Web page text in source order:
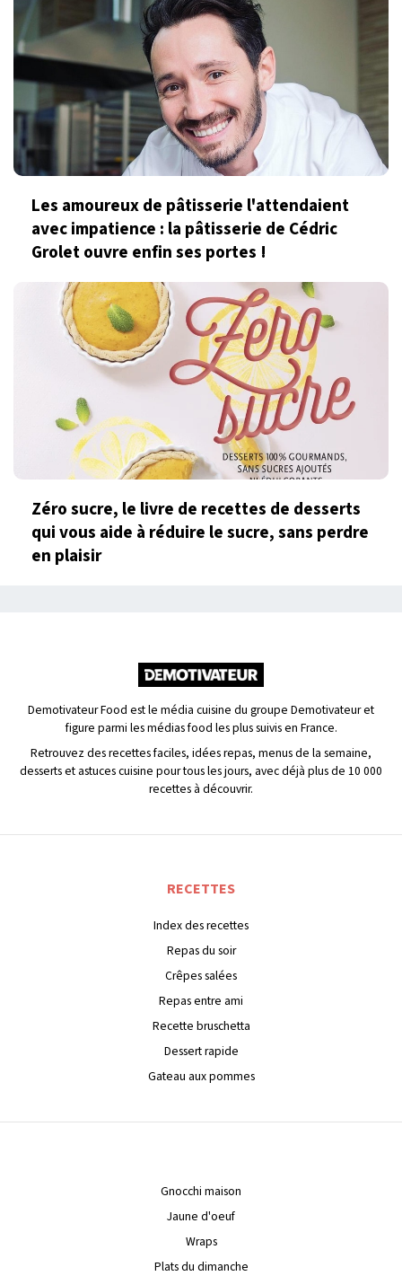
Les amoureux de pâtisserie l'attendaient
avec impatience : la pâtisserie de Cédric
Grolet ouvre enfin ses portes !
Zéro sucre, le livre de recettes de desserts
qui vous aide à réduire le sucre, sans perdre
en plaisir
Demotivateur Food est le média cuisine du groupe Demotivateur et
figure parmi les médias food les plus suivis en France.
Retrouvez des recettes faciles, idées repas, menus de la semaine,
desserts et astuces cuisine pour tous les jours, avec déjà plus de 10 000
recettes à découvrir.
RECETTES
Index des recettes
Repas du soir
Crêpes salées
Repas entre ami
Recette bruschetta
Dessert rapide
Gateau aux pommes
Gnocchi maison
Jaune d'oeuf
Wraps
Plats du dimanche